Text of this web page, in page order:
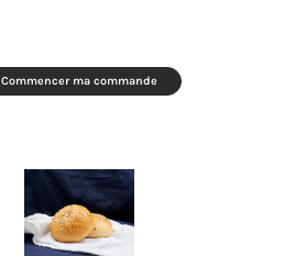
Commencer ma commande